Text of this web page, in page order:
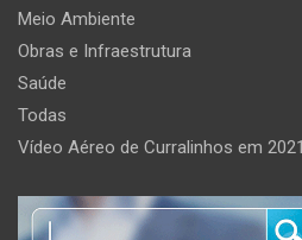
Meio Ambiente
Obras e Infraestrutura
Saúde
Todas
Vídeo Aéreo de Curralinhos em 2021